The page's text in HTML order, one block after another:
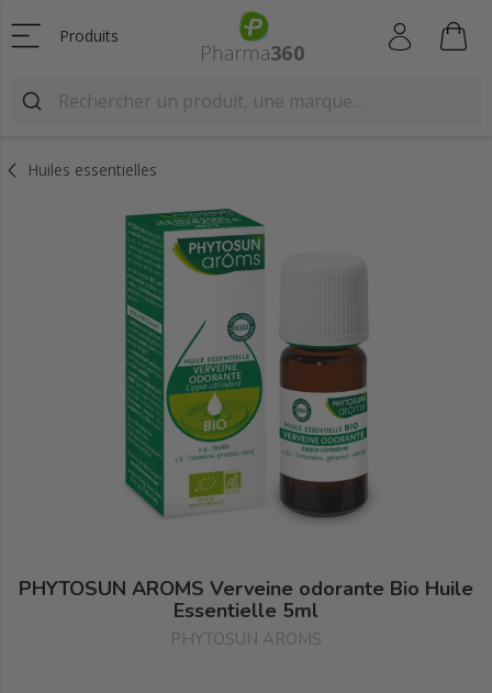
Produits
Huiles essentielles
PHYTOSUN AROMS Verveine odorante Bio Huile
Essentielle 5ml
PHYTOSUN AROMS